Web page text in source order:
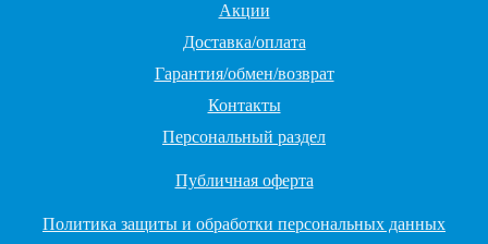
Акции
Доставка/оплата
Гарантия/обмен/возврат
Контакты
Персональный раздел
Публичная оферта
Политика защиты и обработки персональных данных